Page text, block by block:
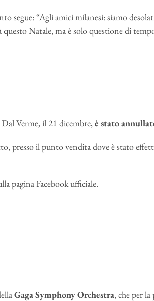
segue: “Agli amici milanesi: siamo
Natale, ma è solo questione di
Verme, il 21 dicembre,è stato
presso il punto vendita dove è stato
pagina Facebook ufficiale.
Gaga Symphony Orchestra, che per